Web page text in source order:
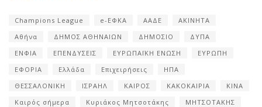
Champions League e-ΕΦΚΑ ΑΑΔΕ
ΑΚΙΝΗΤΑ
Αθήνα
ΔΗΜΟΣ ΑΘΗΝΑΙΩΝ ΔΗΜΟΣΙΟ
ΔΥΠΑ
ΕΝΦΙΑ
ΕΠΕΝΔΥΣΕΙΣ ΕΥΡΩΠΑΪΚΗ ΕΝΩΣΗ
ΕΥΡΩΠΗ
ΕΦΟΡΙΑ
Ελλάδα Επιχειρήσεις
ΗΠΑ
ΘΕΣΣΑΛΟΝΙΚΗ
ΙΣΡΑΗΛ ΚΑΙΡΟΣ ΚΑΚΟΚΑΙΡΙΑ
ΚΙΝΑ
Καιρός σήμερα
Κυριάκος Μητσοτάκης
ΜΗΤΣΟΤΑΚΗΣ